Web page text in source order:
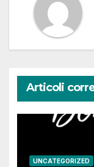
Articoli
UNCATEGORIZED